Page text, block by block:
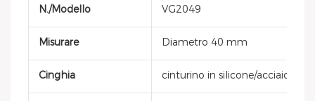
N./Modello VG2049
Misurare Diametro 40 mm
Cinghia cinturino in silicone/acciaio